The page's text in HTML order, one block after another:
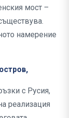
мост –
намерение
с Русия,
реализация